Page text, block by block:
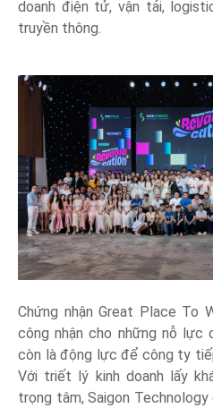
doanh điện tử, vận tải,
truyền thông.
Chứng nhận Great Place To
công nhận cho những nỗ lực
còn là động lực để công ty
Với triết lý kinh doanh lấy
trọng tâm, Saigon